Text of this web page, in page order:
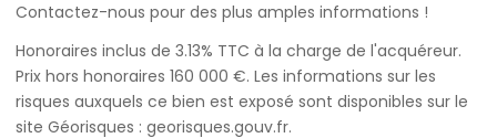
Contactez-nous pour des plus amples informations !
Honoraires inclus de 3.13% TTC à la charge de l'acquéreur.
Prix hors honoraires 160 000 €. Les informations sur les
risques auxquels ce bien est exposé sont disponibles sur le
site Géorisques : georisques.gouv.fr.